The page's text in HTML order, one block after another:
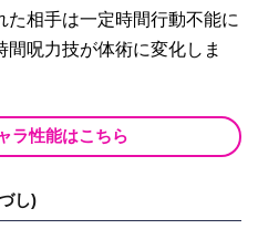
相手は一定時間行動不能に
呪力技が体術に変化しま
ラ性能はこちら
し)